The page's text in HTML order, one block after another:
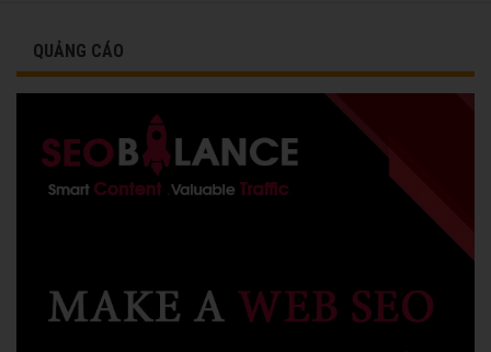
QUẢNG CÁO